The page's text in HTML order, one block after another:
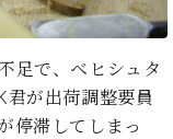
足で、ベヒシュタ
君が出荷調整要員
停滞してしまっ